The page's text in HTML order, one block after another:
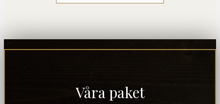
Våra paket